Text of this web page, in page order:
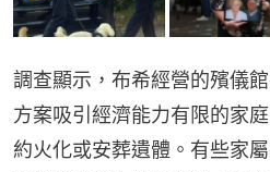
調查顯示，布希經營的殯儀
方案吸引經濟能力有限的家
約火化或安葬遺體。有些家